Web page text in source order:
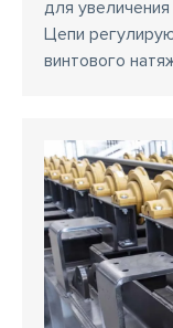
для
Цепи
винтового